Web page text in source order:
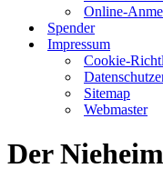
Online-
Spender
Impressum
Cookie-
Sitemap
Webmaster
Der